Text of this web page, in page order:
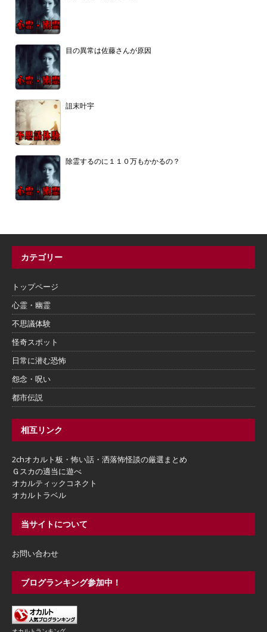
目の異常は佐藤さんが原因
詛末叶宇
除霊するのに１１０万もかかるの？
カテゴリー
トップページ
心霊・幽霊
不思議体験
怪奇スポット
日常に潜む恐怖
怨念・呪い
都市伝説
相互リンク
2chオカルト板・怖い話・洒落怖怪談の厳選まとめ
Ｇスカの適当に遊べ
オカルティックコネクト
オカルトラベル
当サイトについて
お問い合わせ
ブログランキング参加中！